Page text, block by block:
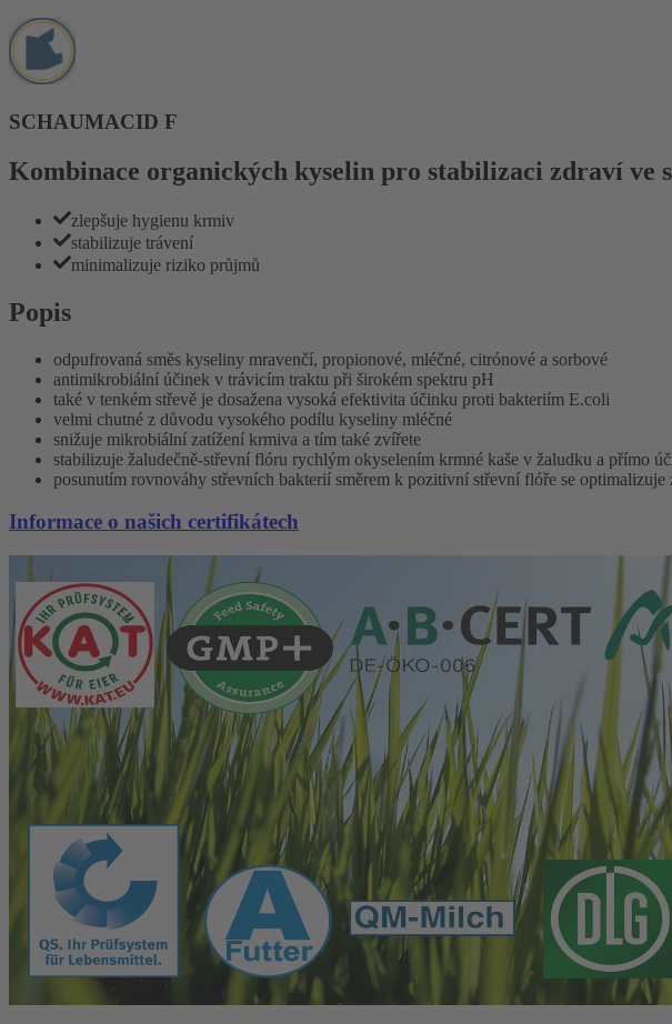
SCHAUMACID F
Kombinace organických kyselin pro stabilizaci zdraví ve
zlepšuje hygienu krmiv
stabilizuje trávení
minimalizuje riziko průjmů
Popis
odpufrovaná směs kyseliny mravenčí, propionové, mléčné, citrónové a sorbové
antimikrobiální účinek v trávicím traktu při širokém spektru pH
také v tenkém střevě je dosažena vysoká efektivita účinku proti bakteriím E.coli
velmi chutné z důvodu vysokého podílu kyseliny mléčné
snižuje mikrobiální zatížení krmiva a tím také zvířete
stabilizuje žaludečně-střevní flóru rychlým okyselením krmné kaše v žaludku a přímo
posunutím rovnováhy střevních bakterií směrem k pozitivní střevní flóře se
Informace o našich certifikátech